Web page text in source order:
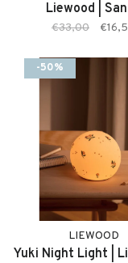
Liewood |
€33,00
-50%
LIEWOOD
Yuki Night Light |